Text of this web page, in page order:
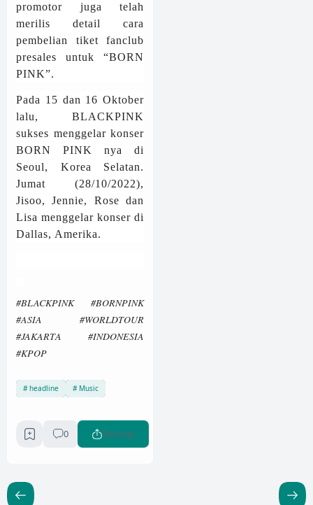
promotor juga telah
merilis detail cara
pembelian tiket fanclub
presales untuk “BORN
PINK”.
Pada 15 dan 16 Oktober
lalu, BLACKPINK
sukses menggelar konser
BORN PINK nya di
Seoul, Korea Selatan.
Jumat (28/10/2022),
Jisoo, Jennie, Rose dan
Lisa menggelar konser di
Dallas, Amerika.
#BLACKPINK #BORNPINK
#ASIA #WORLDTOUR
#JAKARTA #INDONESIA
#KPOP
headline Music
0 Berbagi